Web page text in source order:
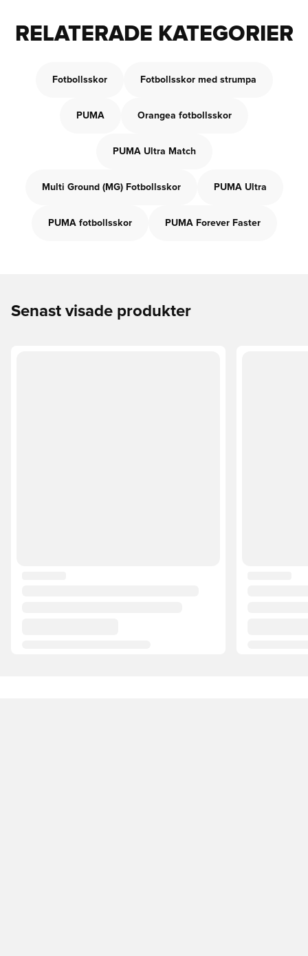
RELATERADE KATEGORIER
Fotbollsskor Fotbollsskor med strumpa
PUMA Orangea fotbollsskor
PUMA Ultra Match
Multi Ground (MG) Fotbollsskor PUMA Ultra
PUMA fotbollsskor PUMA Forever Faster
Senast visade produkter